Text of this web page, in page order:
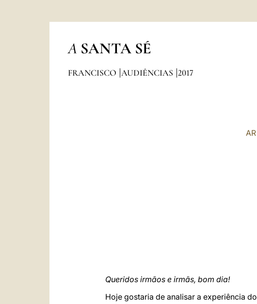
A SANTA SÉ
FRANCISCO AUDIÊNCIAS 2017
AR
Queridos irmãos e irmãs, bom dia!
Hoje gostaria de analisar a experiência